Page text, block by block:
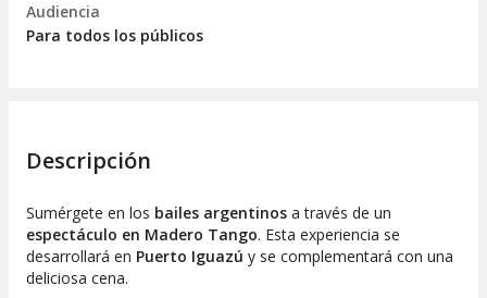
Audiencia
Para todos los públicos
Descripción
Sumérgete en los bailes argentinos a través de un
espectáculo en Madero Tango. Esta experiencia se
desarrollará en Puerto Iguazú y se complementará con una
deliciosa cena.